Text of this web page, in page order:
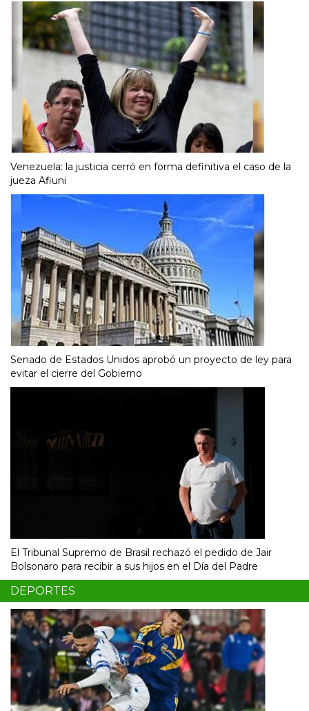
Venezuela: la justicia cerró en forma definitiva el caso de la
jueza Afiuni
Senado de Estados Unidos aprobó un proyecto de ley para
evitar el cierre del Gobierno
El Tribunal Supremo de Brasil rechazó el pedido de Jair
Bolsonaro para recibir a sus hijos en el Día del Padre
DEPORTES